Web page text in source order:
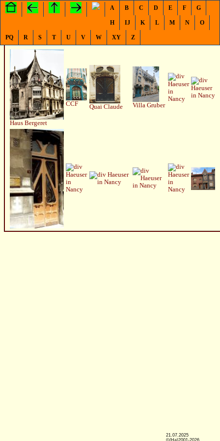
A B C D E F G
H IJ K L M N O
PQ R S T U V W XY Z
21.07.2025
©(Ha)2001-2026
Nancy / Frankreich (div Haeuser) weitere Bilder Ecole de Nancy , weitere
Ville
Majorelle
Haus Bergeret
CCF Quai Claude Villa Gruber